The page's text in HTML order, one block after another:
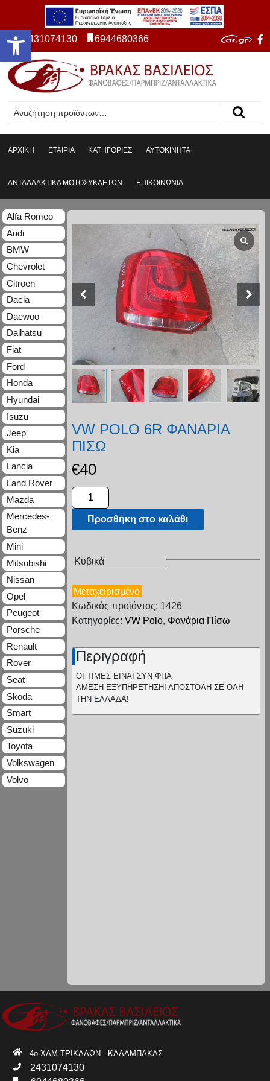
Ανοίξτε τη γραμμή εργαλείων 2431074130 6944680366
ΑΡΧΙΚΗ ΕΤΑΙΡΙΑ ΚΑΤΗΓΟΡΙΕΣ ΑΥΤΟΚΙΝΗΤΑ
ΑΝΤΑΛΛΑΚΤΙΚΑ ΜΟΤΟΣΥΚΛΕΤΩΝ ΕΠΙΚΟΙΝΩΝΙΑ
VW POLO 6R ΦΑΝΑΡΙΑ
ΠΙΣΩ
€40
Προσθήκη στο καλάθι
Κυβικά
Μεταχειρισμένο
Κωδικός προϊόντος: 1426
Κατηγορίες: VW Polo, Φανάρια Πίσω
Περιγραφή
ΟΙ ΤΙΜΕΣ ΕΙΝΑΙ ΣΥΝ ΦΠΑ
ΑΜΕΣΗ ΕΞΥΠΗΡΕΤΗΣΗ! ΑΠΟΣΤΟΛΗ ΣΕ ΟΛΗ
ΤΗΝ ΕΛΛΑΔΑ!
Alfa Romeo
Audi
BMW
Chevrolet
Citroen
Dacia
Daewoo
Daihatsu
Fiat
Ford
Honda
Hyundai
Isuzu
Jeep
Kia
Lancia
Land Rover
Mazda
Mercedes-
Benz
Mini
Mitsubishi
Nissan
Opel
Peugeot
Porsche
Renault
Rover
Seat
Skoda
Smart
Suzuki
Toyota
Volkswagen
Volvo
4ο ΧΛΜ ΤΡΙΚΑΛΩΝ - ΚΑΛΑΜΠΑΚΑΣ
2431074130